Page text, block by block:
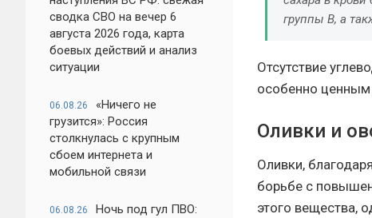
сводка СВО на вечер 6
августа 2026 года, карта
боевых действий и анализ
ситуации
06.08.26
«Ничего не
грузится»: Россия
столкнулась с крупным
сбоем интернета и
мобильной связи
06.08.26
Ночь под гул ПВО:
группы B, а
Отсутствие
особенно ценным
Оливки и
Оливки,
борьбе с
этого вещества,